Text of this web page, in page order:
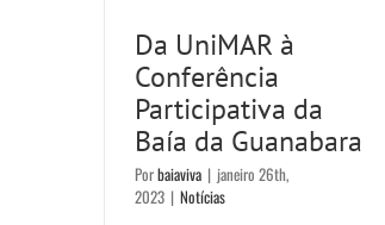
Participativa da Baía
da Guanabara
Notícias
Da UniMAR à
Conferência
Participativa da
Baía da Guanabara
Porbaiaviva | janeiro 26th,
2023 | Notícias